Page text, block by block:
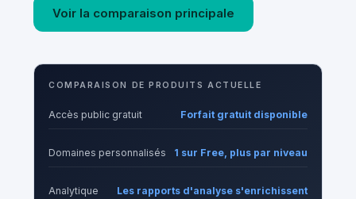
Voir la comparaison principale
COMPARAISON DE PRODUITS ACTUELLE
Accès public gratuit Forfait gratuit disponible
Domaines personnalisés 1 sur Free, plus par niveau
Analytique
Les rapports d'analyse s'enrichissent